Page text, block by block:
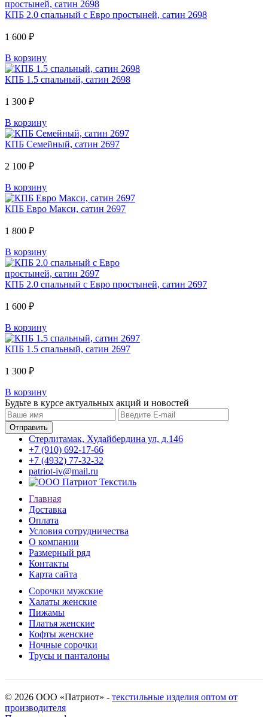
КПБ 2.0 спальный с Евро простыней, сатин 2698
1 600 ₽
В корзину
КПБ 1.5 спальный, сатин 2698
1 300 ₽
В корзину
КПБ Семейный, сатин 2697
2 100 ₽
В корзину
КПБ Евро Макси, сатин 2697
1 800 ₽
В корзину
КПБ 2.0 спальный с Евро простыней, сатин 2697
1 600 ₽
В корзину
КПБ 1.5 спальный, сатин 2697
1 300 ₽
В корзину
Будьте в курсе актуальных акций и новостей
Стерлитамак, Худайбердина ул, д.146
+7 (910) 692-17-66
+7 (4932) 77-32-32
patriot-iv@mail.ru
Главная
Доставка
Оплата
Условия сотрудничества
О компании
Размерный ряд
Контакты
Карта сайта
Сорочки мужские
Халаты женские
Пижамы
Платья женские
Кофты женские
Ночные сорочки
Трусы и панталоны
© 2026 ООО «Патриот» - текстильные изделия оптом от
производителя